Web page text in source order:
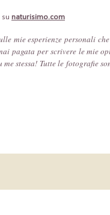
naturisimo.com
mie esperienze personali
pagata per scrivere le mie
me stessa! Tutte le fotografie